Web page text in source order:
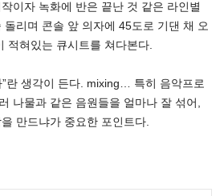
이자 녹화에 반은 끝난 것 같은 라인별
돌리며 콘솔 앞 의자에 45도로 기댄 채 오
적혀있는 큐시트를 쳐다본다.
란 생각이 든다. mixing… 특히 음악프로
나물과 같은 음원들을 얼마나 잘 섞어,
만드냐가 중요한 포인트다.